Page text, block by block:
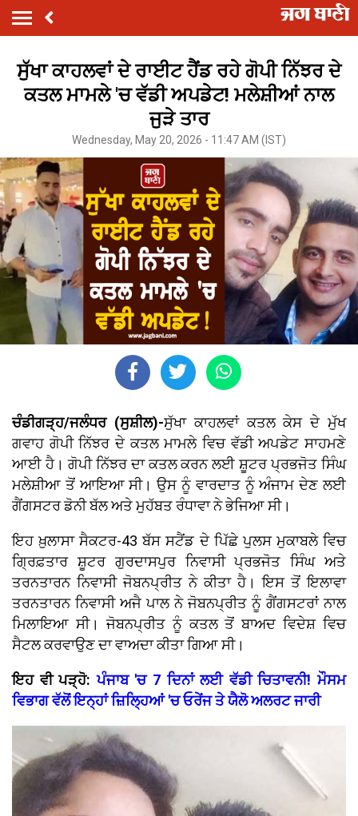
ਸੁੱਖਾ ਕਾਹਲਵਾਂ ਦੇ ਰਾਈਟ ਹੈਂਡ ਰਹੇ ਗੋਪੀ ਨਿੱਝਰ ਦੇ
ਕਤਲ ਮਾਮਲੇ 'ਚ ਵੱਡੀ ਅਪਡੇਟ! ਮਲੇਸ਼ੀਆਂ ਨਾਲ
ਜੁੜੇ ਤਾਰ
Wednesday, May 20, 2026 - 11:47 AM (IST)
ਚੰਡੀਗੜ੍ਹ/ਜਲੰਧਰ (ਸੁਸ਼ੀਲ)-ਸੁੱਖਾ ਕਾਹਲਵਾਂ ਕਤਲ ਕੇਸ ਦੇ ਮੁੱਖ
ਗਵਾਹ ਗੋਪੀ ਨਿੱਝਰ ਦੇ ਕਤਲ ਮਾਮਲੇ ਵਿਚ ਵੱਡੀ ਅਪਡੇਟ ਸਾਹਮਣੇ
ਆਈ ਹੈ। ਗੋਪੀ ਨਿੱਝਰ ਦਾ ਕਤਲ ਕਰਨ ਲਈ ਸ਼ੂਟਰ ਪ੍ਰਭਜੋਤ ਸਿੰਘ
ਮਲੇਸ਼ੀਆ ਤੋਂ ਆਇਆ ਸੀ। ਉਸ ਨੂੰ ਵਾਰਦਾਤ ਨੂੰ ਅੰਜਾਮ ਦੇਣ ਲਈ
ਗੈਂਗਸਟਰ ਡੋਨੀ ਬੱਲ ਅਤੇ ਮੁਹੱਬਤ ਰੰਧਾਵਾ ਨੇ ਭੇਜਿਆ ਸੀ।
ਇਹ ਖ਼ੁਲਾਸਾ ਸੈਕਟਰ-43 ਬੱਸ ਸਟੈਂਡ ਦੇ ਪਿੱਛੇ ਪੁਲਸ ਮੁਕਾਬਲੇ ਵਿਚ
ਗ੍ਰਿਫ਼ਤਾਰ ਸ਼ੂਟਰ ਗੁਰਦਾਸਪੁਰ ਨਿਵਾਸੀ ਪ੍ਰਭਜੋਤ ਸਿੰਘ ਅਤੇ
ਤਰਨਤਾਰਨ ਨਿਵਾਸੀ ਜੋਬਨਪ੍ਰੀਤ ਨੇ ਕੀਤਾ ਹੈ। ਇਸ ਤੋਂ ਇਲਾਵਾ
ਤਰਨਤਾਰਨ ਨਿਵਾਸੀ ਅਜੈ ਪਾਲ ਨੇ ਜੋਬਨਪ੍ਰੀਤ ਨੂੰ ਗੈਂਗਸਟਰਾਂ ਨਾਲ
ਮਿਲਾਇਆ ਸੀ। ਜੋਬਨਪ੍ਰੀਤ ਨੂੰ ਕਤਲ ਤੋਂ ਬਾਅਦ ਵਿਦੇਸ਼ ਵਿਚ
ਸੈਟਲ ਕਰਵਾਉਣ ਦਾ ਵਾਅਦਾ ਕੀਤਾ ਗਿਆ ਸੀ।
ਇਹ ਵੀ ਪੜ੍ਹੋ:ਪੰਜਾਬ 'ਚ 7 ਦਿਨਾਂ ਲਈ ਵੱਡੀ ਚਿਤਾਵਨੀ! ਮੌਸਮ
ਵਿਭਾਗ ਵੱਲੋਂ ਇਨ੍ਹਾਂ ਜ਼ਿਲ੍ਹਿਆਂ 'ਚ ਓਰੇਂਜ ਤੇ ਯੈਲੋ ਅਲਰਟ ਜਾਰੀ